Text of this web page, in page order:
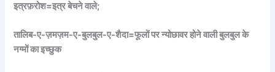
इत्रफ़रोश=इत्र बेचने वाले;
तालिब-ए-ज़मज़म-ए-बुलबुल-ए-शैदा=फूलों पर न्योछावर होने वाली बुलबुल के
नग्मों का इच्छुक